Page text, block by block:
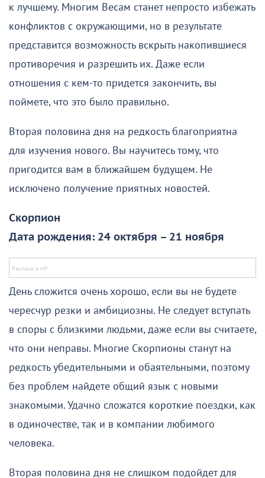
к лучшему. Многим Весам станет непросто избежать
конфликтов с окружающими, но в результате
представится возможность вскрыть накопившиеся
противоречия и разрешить их. Даже если
отношения с кем-то придется закончить, вы
поймете, что это было правильно.
Вторая половина дня на редкость благоприятна
для изучения нового. Вы научитесь тому, что
пригодится вам в ближайшем будущем. Не
исключено получение приятных новостей.
Скорпион
Дата рождения: 24 октября – 21 ноября
День сложится очень хорошо, если вы не будете
чересчур резки и амбициозны. Не следует вступать
в споры с близкими людьми, даже если вы считаете,
что они неправы. Многие Скорпионы станут на
редкость убедительными и обаятельными, поэтому
без проблем найдете общий язык с новыми
знакомыми. Удачно сложатся короткие поездки, как
в одиночестве, так и в компании любимого
человека.
Вторая половина дня не слишком подойдет для